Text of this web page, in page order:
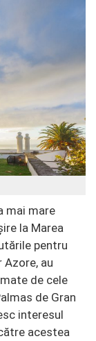
mai mare
la Marea
pentru
Azore, au
de cele
de Gran
interesul
acestea